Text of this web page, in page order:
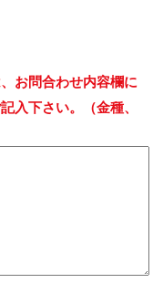
お問合わせ内容欄に
入下さい。（金種、